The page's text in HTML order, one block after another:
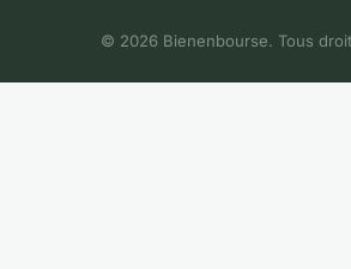
© 2026 Bienenbourse. Tous